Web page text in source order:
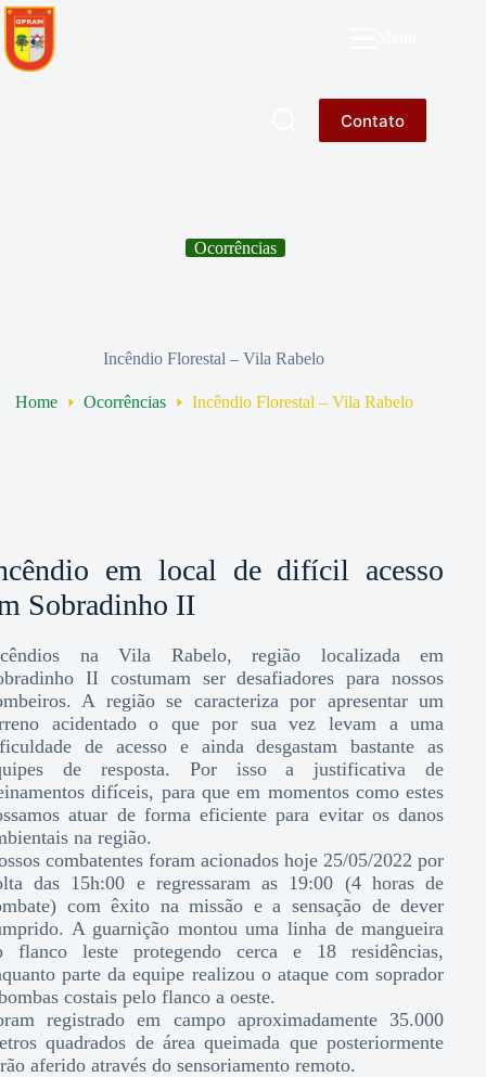
Pular
para
o
conteúdo
Contato
Ocorrências
Incêndio Florestal – Vila Rabelo
Home Ocorrências Incêndio Florestal – Vila Rabelo
em local de difícil acesso
Sobradinho II
na Vila Rabelo, região localizada em
II costumam ser desafiadores para nossos
A região se caracteriza por apresentar um
acidentado o que por sua vez levam a uma
de acesso e ainda desgastam bastante as
de resposta. Por isso a justificativa de
difíceis, para que em momentos como estes
atuar de forma eficiente para evitar os danos
na região.
combatentes foram acionados hoje 25/05/2022 por
das 15h:00 e regressaram as 19:00 (4 horas de
com êxito na missão e a sensação de dever
A guarnição montou uma linha de mangueira
flanco leste protegendo cerca e 18 residências,
parte da equipe realizou o ataque com soprador
costais pelo flanco a oeste.
registrado em campo aproximadamente 35.000
quadrados de área queimada que posteriormente
aferido através do sensoriamento remoto.